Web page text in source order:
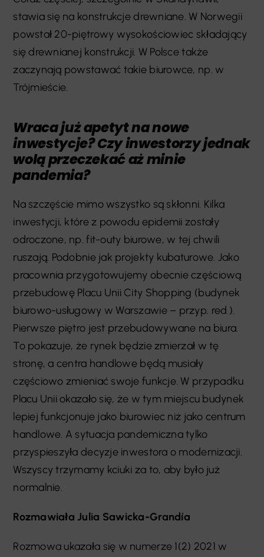
stawia się na konstrukcje drewniane. W Norwegii
powstał 20-piętrowy wysokościowiec składający
się drewnianej konstrukcji. W Polsce także
zaczynają powstawać takie biurowce, np. w
Trójmieście.
Wraca już apetyt na nowe
inwestycje? Czy inwestorzy jednak
wolą przeczekać aż minie
pandemia?
Na szczęście mimo wszystko są skłonni. Kilka
inwestycji, które z powodu epidemii zostały
odroczone, np. fit-outy biurowe, w tej chwili
ruszają. Podobnie jak projekty kubaturowe. Jako
pracownia przygotowujemy obecnie częściową
przebudowę Placu Unii City Shopping (budynek
biurowo-usługowy w Warszawie – przyp. red.).
Pierwsze piętro jest przebudowywane na biura.
To pokazuje, że rynek będzie zmierzał w tę
stronę, a centra handlowe będą musiały
częściowo zmieniać swoje funkcje. W przypadku
Placu Unii okazało się, że w tym miejscu budynek
lepiej funkcjonuje jako biurowiec niż jako centrum
handlowe. A sytuacja pandemiczna tylko
przyspieszyła decyzje inwestora o modernizacji.
Wszyscy trzymamy kciuki za to, aby było już
normalnie.
Rozmawiała Julia Sawicka-Grandía
Rozmowa ukazała się w numerze 1(2) 2021 w